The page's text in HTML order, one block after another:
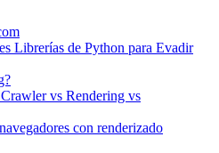
Librerías de Python para Evadir
vs Rendering vs
con renderizado